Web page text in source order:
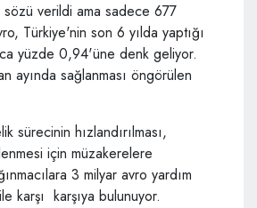
sözü verildi ama sadece 677
Türkiye'nin son 6 yılda yaptığı
yüzde 0,94'üne denk geliyor.
ayında sağlanması öngörülen
sürecinin hızlandırılması,
için müzakerelere
3 milyar avro yardım
karşı karşıya bulunuyor.